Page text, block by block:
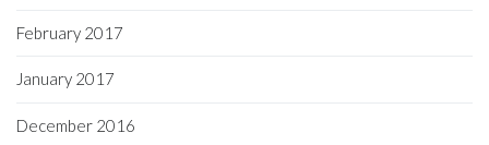
February 2017
January 2017
December 2016